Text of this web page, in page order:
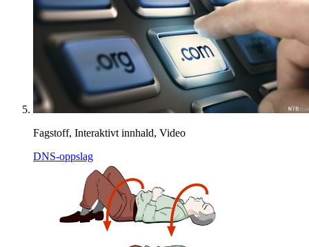
Fagstoff, Interaktivt innhald, Video
DNS-oppslag